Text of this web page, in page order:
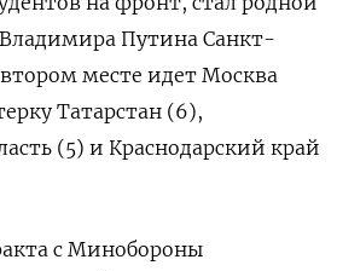
Путина Санкт-
месте идет Москва
Татарстан (6),
(5) и Краснодарский край
с Минобороны